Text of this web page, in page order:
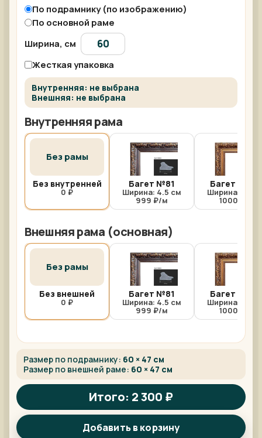
По подрамнику (по изображению)
По основной раме
Ширина, см
Жесткая упаковка
Внутренняя: не выбрана
Внешняя: не выбрана
Внутренняя рама
Без рамы
Без внутренней
0 ₽
Багет №81
Ширина: 4.5 см
999 ₽/м
Багет №81/
Ширина: 4.5
1000 ₽/м
Внешняя рама (основная)
Без рамы
Без внешней
0 ₽
Багет №81
Ширина: 4.5 см
999 ₽/м
Багет №81/
Ширина: 4.5
1000 ₽/м
Размер по подрамнику: 60 × 47 см
Размер по внешней раме: 60 × 47 см
Итого: 2 300 ₽
Добавить в корзину